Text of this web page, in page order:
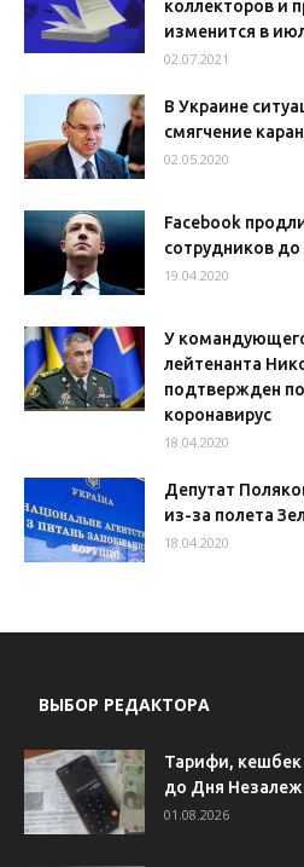
коллекторов и
изменится в
02.07.2021
В Украине
смягчение
02.05.2020
Facebook
сотрудников до
19.04.2020
У
лейтенанта
подтвержден
коронавирус
18.04.2020
Депутат
из-за полета
18.04.2020
ВЫБОР РЕДАКТОРА
Тарифи, кешбек
до Дня
01.08.2026